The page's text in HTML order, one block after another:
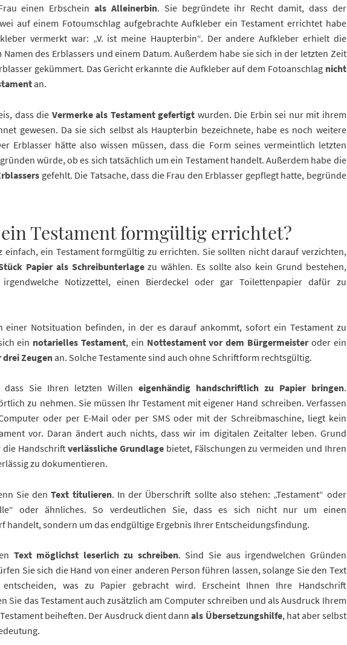
einen Erbscheinals Alleinerbin. Sie begründete ihr Recht damit, dass der
auf einem Fotoumschlag aufgebrachte Aufkleber ein Testament errichtet habe
vermerkt war: „V. ist meine Haupterbin“. Der andere Aufkleber erhielt die
des Erblassers und einem Datum. Außerdem habe sie sich in der letzten Zeit
gekümmert. Das Gericht erkannte die Aufkleber auf dem Fotoanschlag nicht
an.
dass die Vermerke als Testament gefertigt wurden. Die Erbin sei nur mit ihrem
gewesen. Da sie sich selbst als Haupterbin bezeichnete, habe es noch weitere
Erblasser hätte also wissen müssen, dass die Form seines vermeintlich letzten
würde, ob es sich tatsächlich um ein Testament handelt. Außerdem habe die
gefehlt. Die Tatsache, dass die Frau den Erblasser gepflegt hatte, begründe
Testament formgültig errichtet?
einfach, ein Testament formgültig zu errichten. Sie sollten nicht darauf verzichten,
Papier als Schreibunterlagezu wählen. Es sollte also kein Grund bestehen,
irgendwelche Notizzettel, einen Bierdeckel oder gar Toilettenpapier dafür zu
einer Notsituation befinden, in der es darauf ankommt, sofort ein Testament zu
ein notarielles Testament, ein Nottestament vor dem Bürgermeisteroder ein
Zeugenan. Solche Testamente sind auch ohne Schriftform rechtsgültig.
dass Sie Ihren letzten Willen eigenhändig handschriftlich zu Papier bringen.
zu nehmen. Sie müssen Ihr Testament mit eigener Hand schreiben. Verfassen
oder per E-Mail oder per SMS oder mit der Schreibmaschine, liegt kein
vor. Daran ändert auch nichts, dass wir im digitalen Zeitalter leben. Grund
die Handschriftverlässliche Grundlage bietet, Fälschungen zu vermeiden und Ihren
zu dokumentieren.
Sie denText titulieren. In der Überschrift sollte also stehen: „Testament“ oder
oder ähnliches. So verdeutlichen Sie, dass es sich nicht nur um einen
handelt, sondern um das endgültige Ergebnis Ihrer Entscheidungsfindung.
Text möglichst leserlich zu schreiben. Sind Sie aus irgendwelchen Gründen
Sie sich die Hand von einer anderen Person führen lassen, solange Sie den Text
was zu Papier gebracht wird. Erscheint Ihnen Ihre Handschrift
Sie das Testament auch zusätzlich am Computer schreiben und als Ausdruck Ihrem
beiheften. Der Ausdruck dient dannals Übersetzungshilfe, hat aber selbst